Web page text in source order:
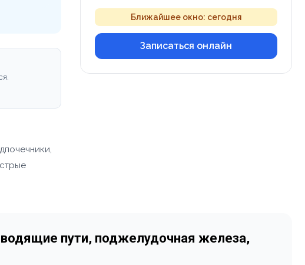
Ближайшее окно: сегодня
Записаться онлайн
пути, поджелудочная железа,